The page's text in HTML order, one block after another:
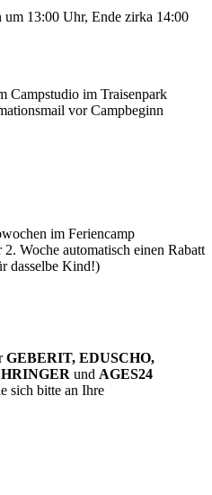
um 13:00 Uhr, Ende zirka 14:00
Campstudio im Traisenpark
vor Campbeginn
im Feriencamp
2. Woche automatisch einen Rabatt
dasselbe Kind!)
GEBERIT, EDUSCHO,
und AGES24
sich bitte an Ihre